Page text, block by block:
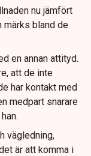
nu jämfört
märks bland de
en annan attityd.
att de inte
har kontakt med
medpart snarare
vägledning,
är att komma i